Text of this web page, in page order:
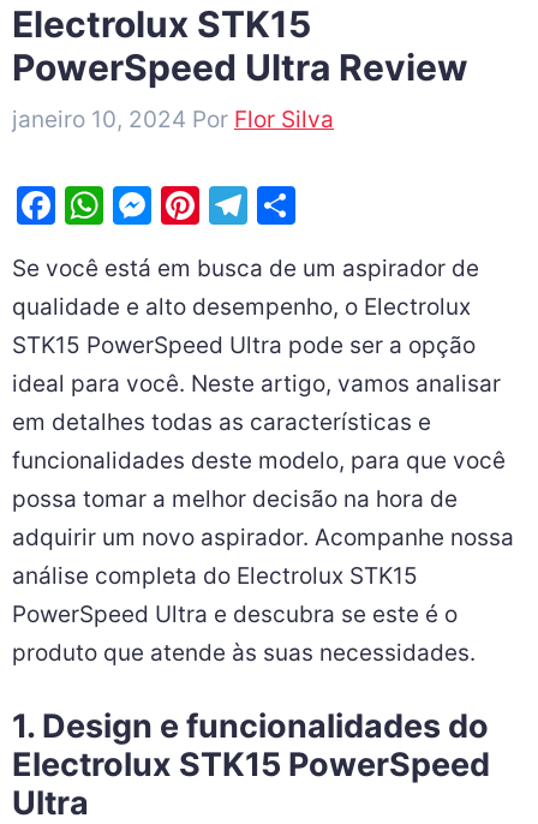
Electrolux STK15
PowerSpeed Ultra Review
janeiro 10, 2024 Por Flor Silva
F
c
e
b
o
o
k
W
at
s
A
p
p
M
s
s
e
n
g
er
Pi
er
e
st
T
e
gr
a
m
ar
e
Se você está em busca de um aspirador de
qualidade e alto desempenho, o Electrolux
STK15 PowerSpeed Ultra pode ser a opção
ideal para você. Neste artigo, vamos analisar
em detalhes todas as características e
funcionalidades deste modelo, para que você
possa tomar a melhor decisão na hora de
adquirir um novo aspirador. Acompanhe nossa
análise completa do Electrolux STK15
PowerSpeed Ultra e descubra se este é o
produto que atende às suas necessidades.
1. Design e funcionalidades do
Electrolux STK15 PowerSpeed
Ultra